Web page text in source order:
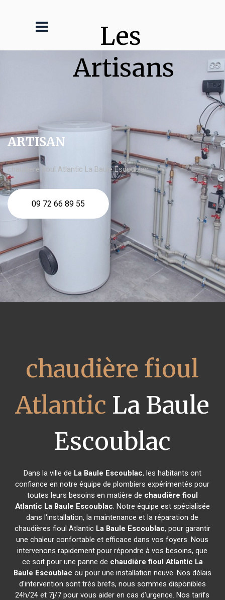
Les
Artisans
ARTISAN
chaudière fioul Atlantic La Baule Escoublac
09 72 66 89 55
chaudière fioul
Atlantic La Baule
Escoublac
Dans la ville de La Baule Escoublac, les habitants ont
confiance en notre équipe de plombiers expérimentés pour
toutes leurs besoins en matière de chaudière fioul
Atlantic La Baule Escoublac. Notre équipe est spécialisée
dans l'installation, la maintenance et la réparation de
chaudières fioul Atlantic La Baule Escoublac, pour garantir
une chaleur confortable et efficace dans vos foyers. Nous
intervenons rapidement pour répondre à vos besoins, que
ce soit pour une panne de chaudière fioul Atlantic La
Baule Escoublac ou pour une installation neuve. Nos délais
d'intervention sont très brefs, nous sommes disponibles
24h/24 et 7j/7 pour vous aider en cas d'urgence. Nos tarifs